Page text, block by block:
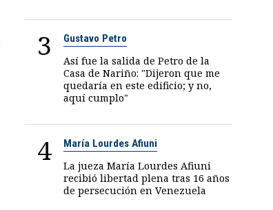
3 Gustavo Petro
Así fue la salida de Petro de la
Casa de Nariño: "Dijeron que me
quedaría en este edificio; y no,
aquí cumplo"
4 María Lourdes Afiuni
La jueza María Lourdes Afiuni
recibió libertad plena tras 16 años
de persecución en Venezuela